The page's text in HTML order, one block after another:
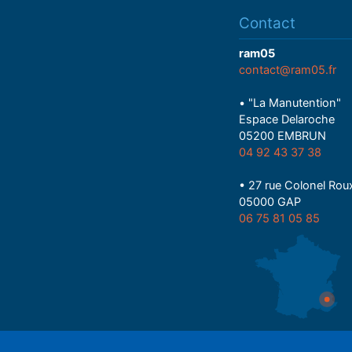
Contact
ram05
contact@ram05.fr
• "La Manutention"
Espace Delaroche
05200 EMBRUN
04 92 43 37 38
• 27 rue Colonel
05000 GAP
06 75 81 05 85